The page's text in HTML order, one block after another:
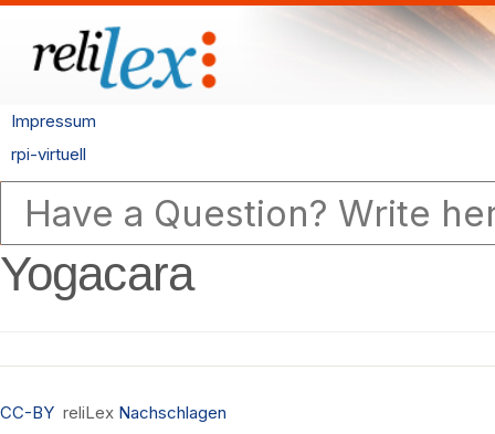
Impressum
rpi-virtuell
Yogacara
CC-BY reliLex Nachschlagen